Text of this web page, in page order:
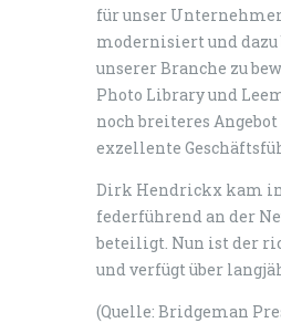
für unser
modernisiert und
unserer Branche zu
Photo Library und
noch breiteres
exzellente
Dirk Hendrickx kam
federführend an der
beteiligt. Nun ist der
und verfügt über
(Quelle: Bridgeman